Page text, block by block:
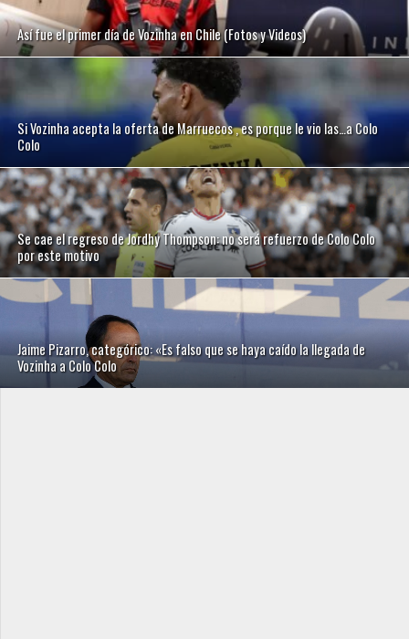
Así fue el primer día de Vozinha en Chile (Fotos y Videos)
Si Vozinha acepta la oferta de Marruecos , es porque le vio las…a Colo
Colo
Se cae el regreso de Jordhy Thompson: no será refuerzo de Colo Colo
por este motivo
Jaime Pizarro, categórico: «Es falso que se haya caído la llegada de
Vozinha a Colo Colo